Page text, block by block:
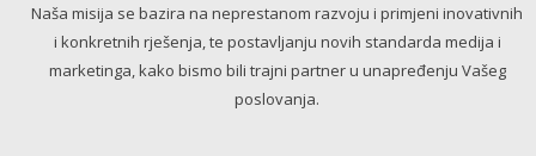
Naša misija se bazira na neprestanom razvoju i primjeni inovativnih
i konkretnih rješenja, te postavljanju novih standarda medija i
marketinga, kako bismo bili trajni partner u unapređenju Vašeg
poslovanja.